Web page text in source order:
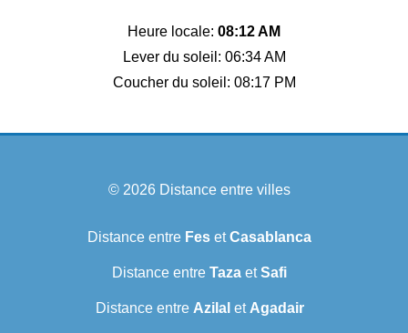
Heure locale: 08:12 AM
Lever du soleil: 06:34 AM
Coucher du soleil: 08:17 PM
© 2026 Distance entre villes
Distance entre Fes etCasablanca
Distance entre Taza etSafi
Distance entre Azilal et Agadair